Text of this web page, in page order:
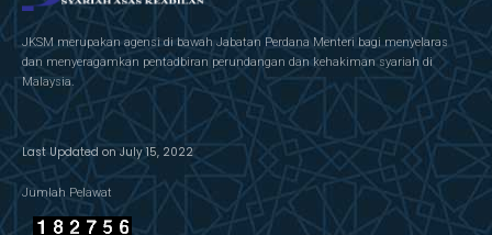
JKSM merupakan agensi di bawah Jabatan Perdana Menteri bagi menyelaras
dan menyeragamkan pentadbiran perundangan dan kehakiman syariah di
Malaysia.
Last Updated on July 15, 2022
Jumlah Pelawat